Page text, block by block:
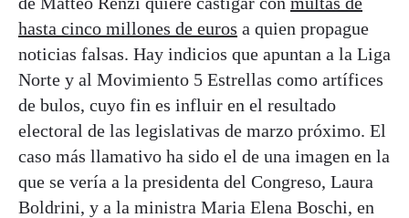
hasta cinco millones de euros a quien propague
noticias falsas. Hay indicios que apuntan a la Liga
Norte y al Movimiento 5 Estrellas como artífices
de bulos, cuyo fin es influir en el resultado
electoral de las legislativas de marzo próximo. El
caso más llamativo ha sido el de una imagen en la
que se vería a la presidenta del Congreso, Laura
Boldrini, y a la ministra Maria Elena Boschi, en